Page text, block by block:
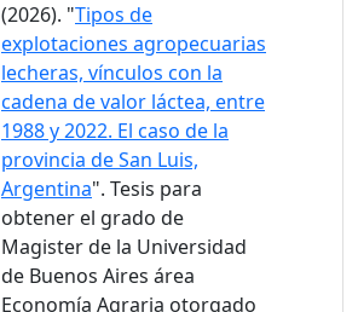
(2026). "Tipos de
explotaciones agropecuarias
lecheras, vínculos con la
cadena de valor láctea, entre
1988 y 2022. El caso de la
provincia de San Luis,
Argentina". Tesis para
obtener el grado de
Magister de la Universidad
de Buenos Aires área
Economía Agraria otorgado